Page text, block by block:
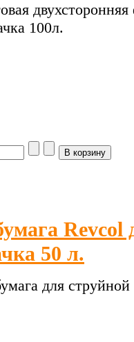
100л.
Revcol
50 л.
для